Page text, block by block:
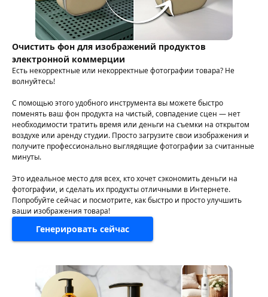
Очистить фон для изображений продуктов
электронной коммерции
Есть некорректные или некорректные фотографии товара? Не
волнуйтесь!
С помощью этого удобного инструмента вы можете быстро
поменять ваш фон продукта на чистый, совпадение сцен — нет
необходимости тратить время или деньги на съемки на открытом
воздухе или аренду студии. Просто загрузите свои изображения и
получите профессионально выглядящие фотографии за считанные
минуты.
Это идеальное место для всех, кто хочет сэкономить деньги на
фотографии, и сделать их продукты отличными в Интернете.
Попробуйте сейчас и посмотрите, как быстро и просто улучшить
ваши изображения товара!
Генерировать сейчас